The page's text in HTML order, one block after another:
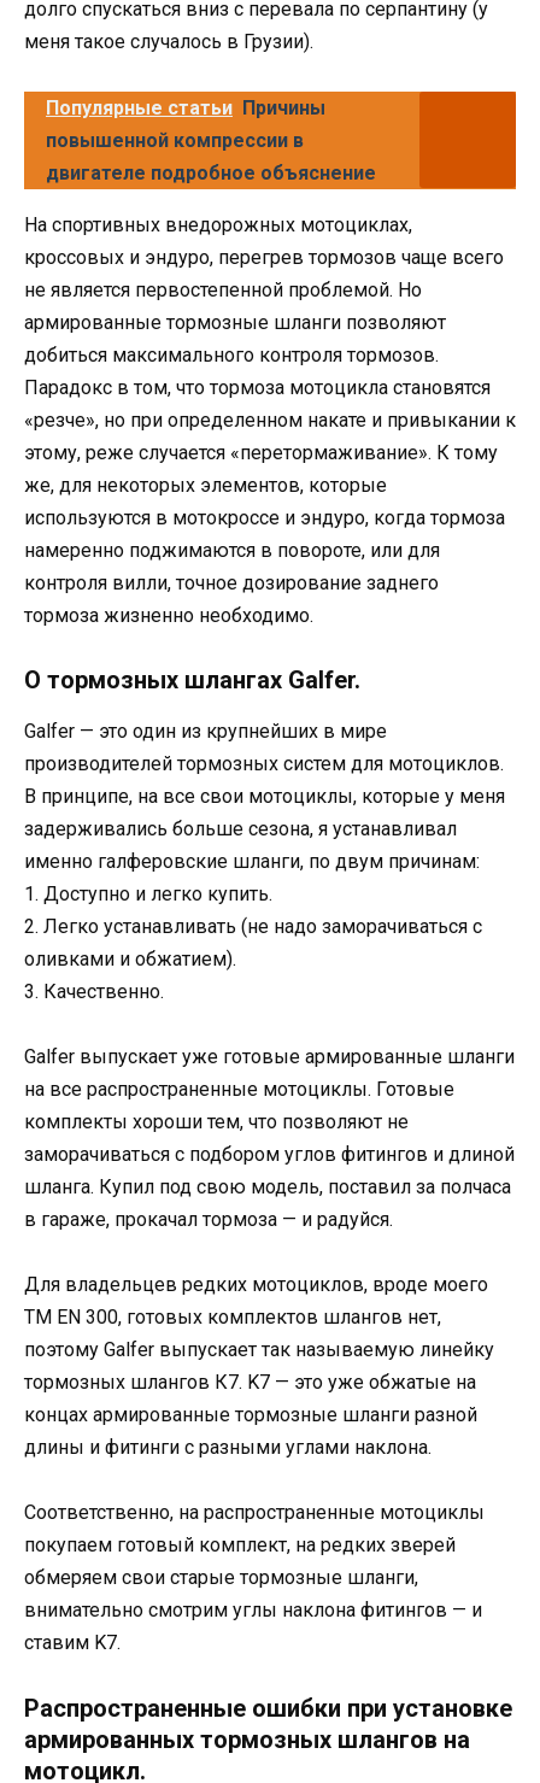
долго спускаться вниз с перевала по серпантину (у
меня такое случалось в Грузии).
Популярные статьи Причины
повышенной компрессии в
двигателе подробное объяснение
На спортивных внедорожных мотоциклах,
кроссовых и эндуро, перегрев тормозов чаще всего
не является первостепенной проблемой. Но
армированные тормозные шланги позволяют
добиться максимального контроля тормозов.
Парадокс в том, что тормоза мотоцикла становятся
«резче», но при определенном накате и привыкании к
этому, реже случается «перетормаживание». К тому
же, для некоторых элементов, которые
используются в мотокроссе и эндуро, когда тормоза
намеренно поджимаются в повороте, или для
контроля вилли, точное дозирование заднего
тормоза жизненно необходимо.
О тормозных шлангах Galfer.
Galfer — это один из крупнейших в мире
производителей тормозных систем для мотоциклов.
В принципе, на все свои мотоциклы, которые у меня
задерживались больше сезона, я устанавливал
именно галферовские шланги, по двум причинам:
1. Доступно и легко купить.
2. Легко устанавливать (не надо заморачиваться с
оливками и обжатием).
3. Качественно.
Galfer выпускает уже готовые армированные шланги
на все распространенные мотоциклы. Готовые
комплекты хороши тем, что позволяют не
заморачиваться с подбором углов фитингов и длиной
шланга. Купил под свою модель, поставил за полчаса
в гараже, прокачал тормоза — и радуйся.
Для владельцев редких мотоциклов, вроде моего
TM EN 300, готовых комплектов шлангов нет,
поэтому Galfer выпускает так называемую линейку
тормозных шлангов К7. K7 — это уже обжатые на
концах армированные тормозные шланги разной
длины и фитинги с разными углами наклона.
Соответственно, на распространенные мотоциклы
покупаем готовый комплект, на редких зверей
обмеряем свои старые тормозные шланги,
внимательно смотрим углы наклона фитингов — и
ставим K7.
Распространенные ошибки при установке
армированных тормозных шлангов на
мотоцикл.